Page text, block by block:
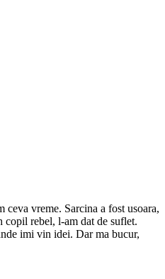
ceva vreme. Sarcina a fost usoara,
copil rebel, l-am dat de suflet.
imi vin idei. Dar ma bucur,